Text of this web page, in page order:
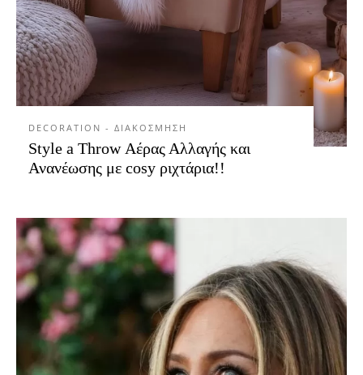
DECORATION - ΔΙΑΚΟΣΜΗΣΗ
Style a Throw Αέρας Αλλαγής και
Ανανέωσης με cosy ριχτάρια!!